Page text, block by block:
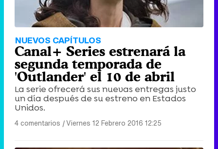
NUEVOS CAPÍTULOS
Canal+ Series estrenará la
segunda temporada de
'Outlander' el 10 de abril
La serie ofrecerá sus nuevas entregas justo
un día después de su estreno en Estados
Unidos.
4 comentarios |Viernes 12 Febrero 2016 12:25